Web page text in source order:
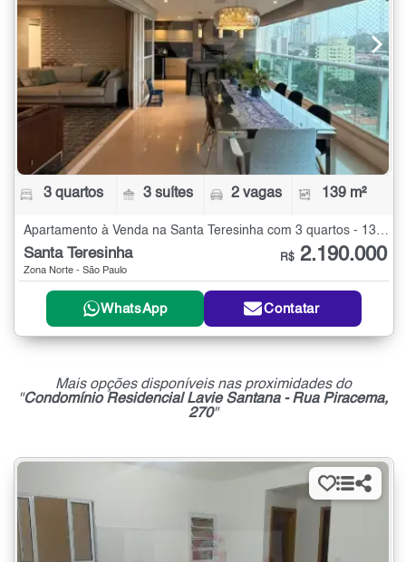
3 quartos 3 suítes 2 vagas 139 m²
Apartamento à Venda na Santa Teresinha com 3 quartos - 139 m²
Santa Teresinha
Zona Norte - São Paulo
R$ 2.190.000
WhatsApp Contatar
Mais opções disponíveis nas proximidades do
"Condomínio Residencial Lavie Santana - Rua Piracema,
270"